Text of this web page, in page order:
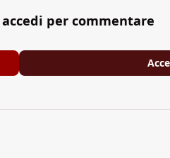
per commentare